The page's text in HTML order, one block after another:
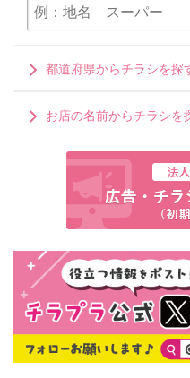
都道府県からチラシを探
お店の名前からチラシを